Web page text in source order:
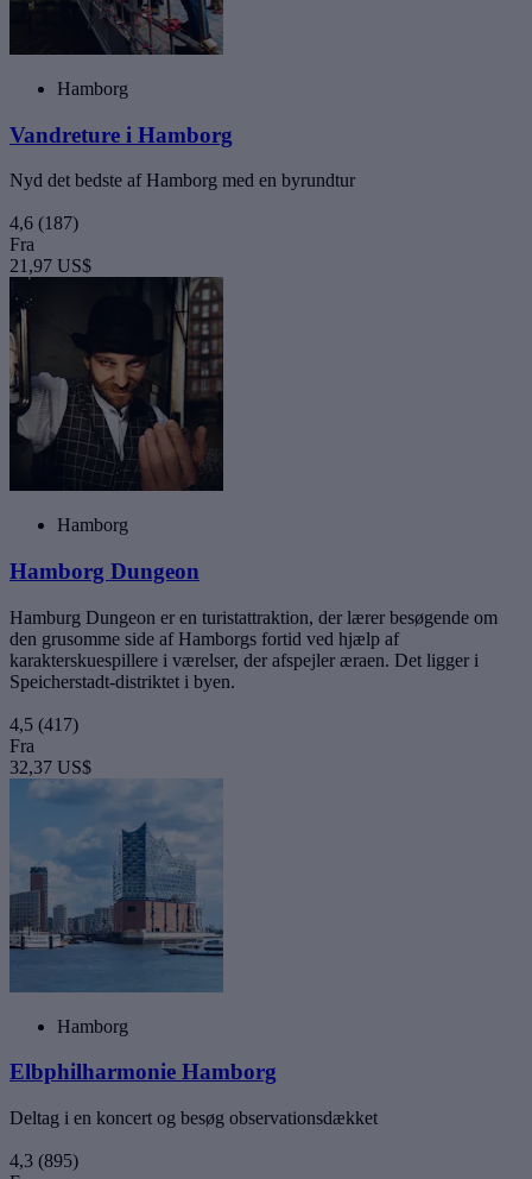
Hamborg
Vandreture i Hamborg
Nyd det bedste af Hamborg med en byrundtur
4,6 (187)
Fra
21,97 US$
Hamborg
Hamborg Dungeon
Hamburg Dungeon er en turistattraktion, der lærer besøgende om
den grusomme side af Hamborgs fortid ved hjælp af
karakterskuespillere i værelser, der afspejler æraen. Det ligger i
Speicherstadt-distriktet i byen.
4,5 (417)
Fra
32,37 US$
Hamborg
Elbphilharmonie Hamborg
Deltag i en koncert og besøg observationsdækket
4,3 (895)